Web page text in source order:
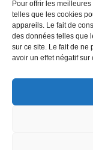
Pour offrir les
telles que les cookies
appareils. Le fait de
des données telles que
sur ce site. Le fait de ne
avoir un effet négatif
Sites
5Façades
Atrium Patrimoine
L'Atelier Bois